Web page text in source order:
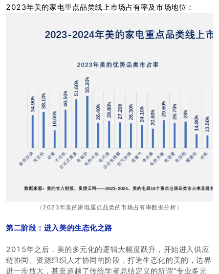
2023年美的家电重点品类线上市场占有率及市场地位：
（2023年美的家电重点品类的市场占有率数据分析）
第二阶段：进入美的生态化之路
2015年之后，美的多元化的逻辑大幅度跃升，开始进入供应
链协同、资源组织人才协同的阶段，打造生态化的美的，边界
进一步放大，甚至超越了传统学者总结定义的所谓“专业多元